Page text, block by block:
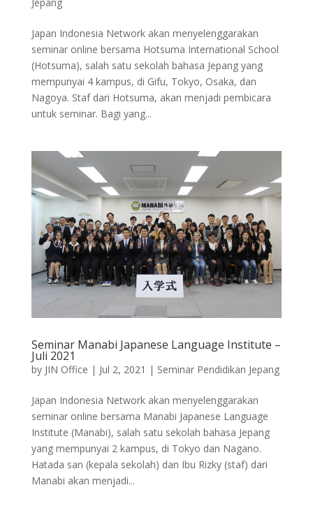
Japan Indonesia Network akan menyelenggarakan
seminar online bersama Hotsuma International School
(Hotsuma), salah satu sekolah bahasa Jepang yang
mempunyai 4 kampus, di Gifu, Tokyo, Osaka, dan
Nagoya. Staf dari Hotsuma, akan menjadi pembicara
untuk seminar. Bagi yang...
Seminar Manabi Japanese Language Institute –
Juli 2021
by JIN Office | Jul 2, 2021 | Seminar Pendidikan Jepang
Japan Indonesia Network akan menyelenggarakan
seminar online bersama Manabi Japanese Language
Institute (Manabi), salah satu sekolah bahasa Jepang
yang mempunyai 2 kampus, di Tokyo dan Nagano.
Hatada san (kepala sekolah) dan Ibu Rizky (staf) dari
Manabi akan menjadi...